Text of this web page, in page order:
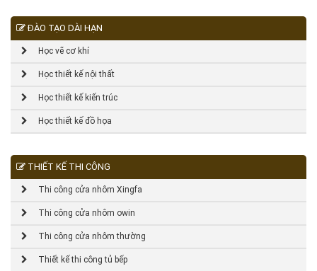
ĐÀO TẠO DÀI HẠN
Học vẽ cơ khí
Học thiết kế nội thất
Học thiết kế kiến trúc
Học thiết kế đồ họa
THIẾT KẾ THI CÔNG
Thi công cửa nhôm Xingfa
Thi công cửa nhôm owin
Thi công cửa nhôm thường
Thiết kế thi công tủ bếp